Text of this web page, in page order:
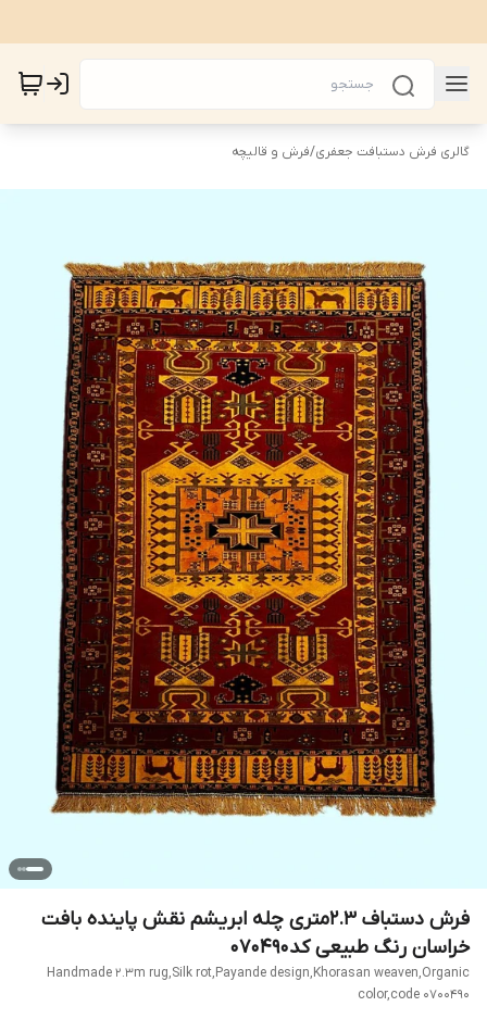
گالری فرش دستبافت جعفری/فرش و قالیچه
فرش دستباف 2.3متری چله ابریشم نقش پاینده بافت
خراسان رنگ طبیعی کد070490
Handmade 2.3m rug,Silk rot,Payande design,Khorasan weaven,Organic
color,code 0700490